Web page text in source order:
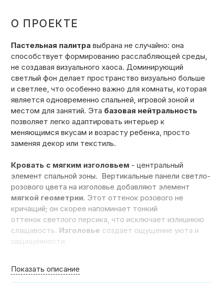
О ПРОЕКТЕ
Пастельная палитра выбрана не случайно: она
способствует формированию расслабляющей среды,
не создавая визуального хаоса. Доминирующий
светлый фон делает пространство визуально больше
и светлее, что особенно важно для комнаты, которая
является одновременно спальней, игровой зоной и
местом для занятий. Эта базовая нейтральность
позволяет легко адаптировать интерьер к
меняющимся вкусам и возрасту ребенка, просто
заменяя декор или текстиль.
Кровать с мягким изголовьем - центральный
элемент спальной зоны. Вертикальные панели светло-
розового цвета на изголовье добавляют элемент
мягкой геометрии. Этот оттенок розового не
кричащий; он скорее напоминает тонкий
оттенок светлого персика, что исключает излишнюю
слащавость. Изголовье создает ощущение уюта и
защищенности.
организации хранения и создания рабочего места
Показать описание